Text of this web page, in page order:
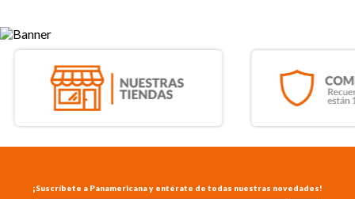
¡Suscríbete a Panamericana y entérate de todas nuestras novedades!